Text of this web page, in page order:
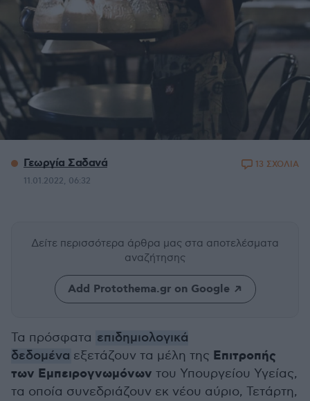
Γεωργία Σαδανά
11.01.2022, 06:32
13 ΣΧΟΛΙΑ
Δείτε περισσότερα άρθρα μας στα αποτελέσματα
αναζήτησης
Add Protothema.gr on Google
Τα πρόσφατα επιδημιολογικά
δεδομένα εξετάζουν τα μέλη της Επιτροπής
των Εμπειρογνωμόνων του Υπουργείου Υγείας,
τα οποία συνεδριάζουν εκ νέου αύριο, Τετάρτη,